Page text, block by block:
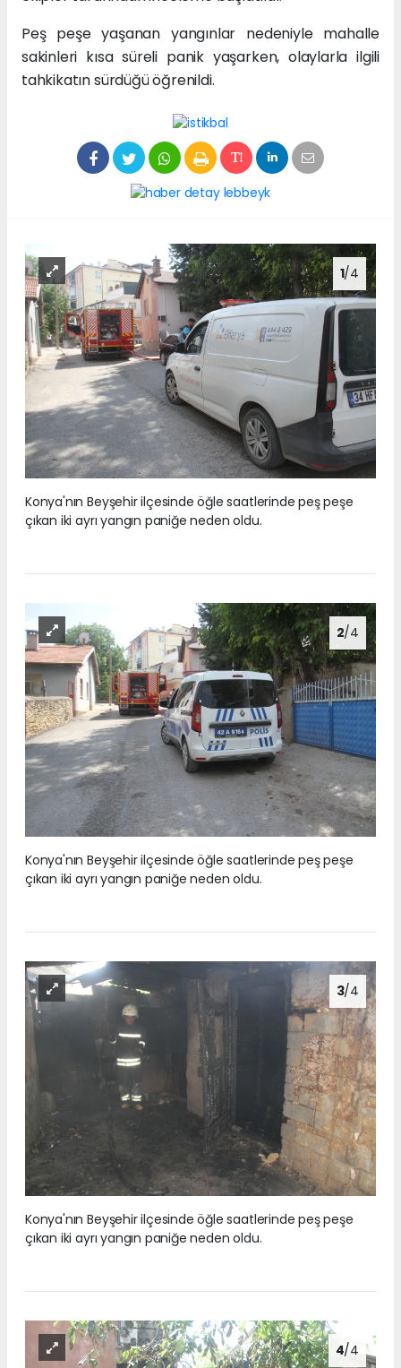
Peş peşe yaşanan yangınlar nedeniyle mahalle
sakinleri kısa süreli panik yaşarken, olaylarla ilgili
tahkikatın sürdüğü öğrenildi.
1/4
Konya'nın Beyşehir ilçesinde öğle saatlerinde peş peşe
çıkan iki ayrı yangın paniğe neden oldu.
2/4
Konya'nın Beyşehir ilçesinde öğle saatlerinde peş peşe
çıkan iki ayrı yangın paniğe neden oldu.
3/4
Konya'nın Beyşehir ilçesinde öğle saatlerinde peş peşe
çıkan iki ayrı yangın paniğe neden oldu.
4/4